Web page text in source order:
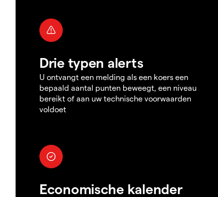
Drie typen alerts
U ontvangt een melding als een koers een
bepaald aantal punten beweegt, een niveau
bereikt of aan uw technische voorwaarden
voldoet
Economische kalender